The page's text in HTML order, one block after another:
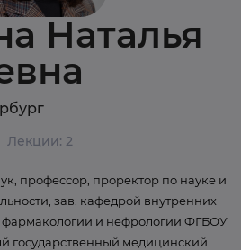
Наталья
Лекции: 2
профессор, проректор по науке и
зав. кафедрой внутренних
фармакологии и нефрологии ФГБОУ
государственный медицинский